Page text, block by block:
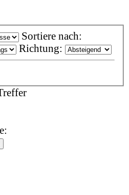
Sortiere nach:
Richtung: